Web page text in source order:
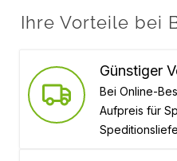
Ihre Vorteile bei
Günstiger
Bei Online-
Aufpreis für